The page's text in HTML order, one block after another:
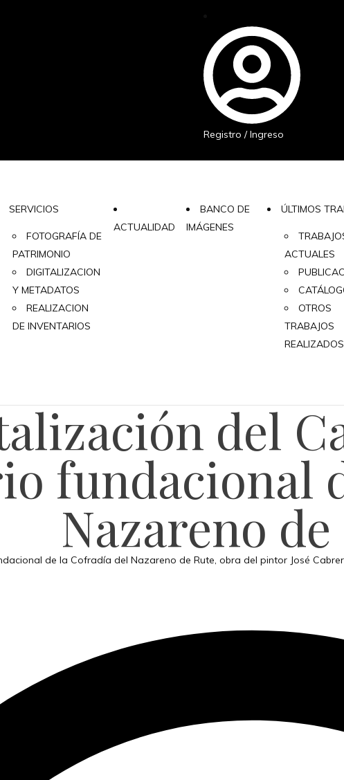
Registro / Ingreso
SERVICIOS
FOTOGRAFÍA DE
PATRIMONIO
DIGITALIZACION
Y METADATOS
REALIZACION
DE INVENTARIOS
ACTUALIDAD
BANCO DE
IMÁGENES
ÚLTIMOS
ACTUALES
OTROS
TRABAJOS
REALIZADOS
del
fundacional
Nazareno
de la Cofradía del Nazareno de Rute, obra del pintor José